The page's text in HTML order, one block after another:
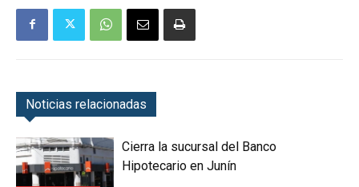
Noticias relacionadas
Cierra la sucursal del Banco
Hipotecario en Junín